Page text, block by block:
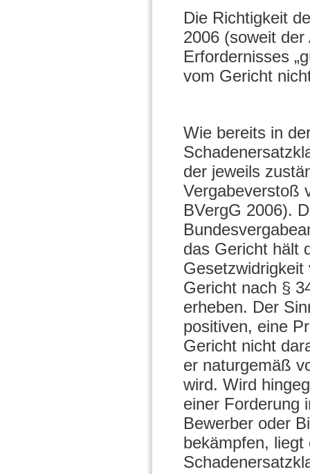
Die Richtigkeit
2006 (soweit
Erfordernisses
vom Gericht
Wie bereits in
der jeweils
Vergabeverstoß
BVergG 2006).
das Gericht hält
Gericht nach §
erheben. Der
positiven, eine
Gericht nicht
er naturgemäß
wird. Wird
einer Forderung
Bewerber oder
bekämpfen,